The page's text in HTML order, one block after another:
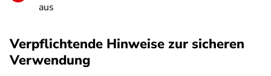
aus
Verpflichtende Hinweise zur sicheren
Verwendung